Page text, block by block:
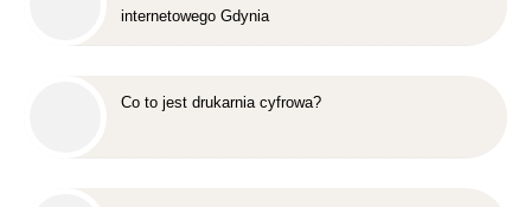
internetowego Gdynia
Co to jest drukarnia cyfrowa?